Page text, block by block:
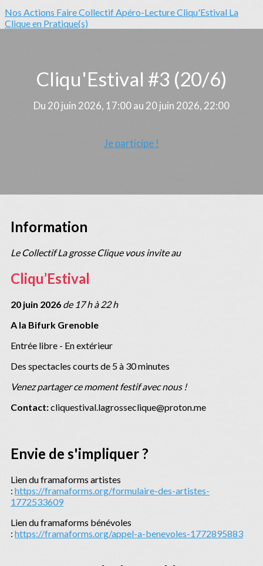
Nos Actions Faire CollectifApéro-LectureCliqu'Estival La
Clique en Pratique(s)
Cliqu'Estival #3 (20/6)
Du 20 juin 2026, 17:00 au 20 juin 2026, 22:00
Je participe !
Information
Le Collectif La grosse Clique vous invite au
Cliqu’Estival
20 juin 2026 de 17 h à 22 h
A la Bifurk Grenoble
Entrée libre - En extérieur
Des spectacles courts de 5 à 30 minutes
Venez partager ce moment festif avec nous !
Contact:cliquestival.lagrosseclique@proton.me
Envie de s'impliquer ?
Lien du framaforms artistes
: https://framaforms.org/formulaire-des-artistes-
1772533609
Lien du framaforms bénévoles
: https://framaforms.org/appel-a-benevoles-1772895883